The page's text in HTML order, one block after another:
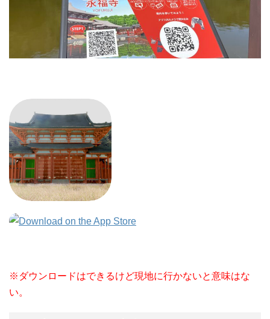
※ダウンロードはできるけど現地に行かないと意味はな
い。